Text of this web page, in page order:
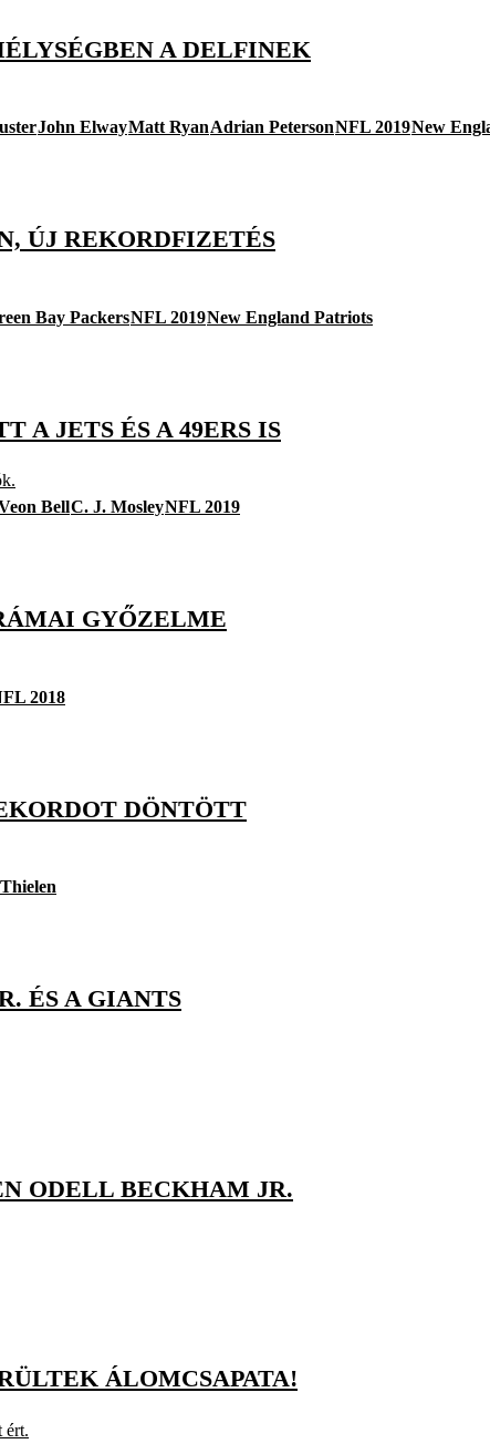
A DELFINEK
John ElwayMatt RyanAdrian PetersonNFL 2019New
ÚJ REKORDFIZETÉS
Bay PackersNFL 2019New England Patriots
A JETS ÉS A 49ERS IS
BellC. J. MosleyNFL 2019
GYŐZELME
2018
DÖNTÖTT
ÉS A GIANTS
ODELL BECKHAM JR.
ÁLOMCSAPATA!
ért.